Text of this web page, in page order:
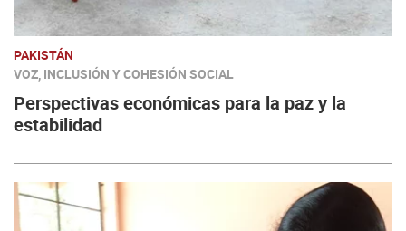
PAKISTÁN
VOZ, INCLUSIÓN Y COHESIÓN SOCIAL
Perspectivas económicas para la paz y la
estabilidad